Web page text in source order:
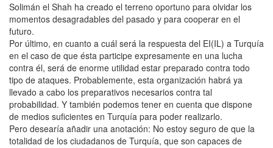
Solimán el Shah ha creado el terreno oportuno para olvidar los
momentos desagradables del pasado y para cooperar en el
futuro.
Por último, en cuanto a cuál será la respuesta del EI(IL) a Turquía
en el caso de que ésta participe expresamente en una lucha
contra él, será de enorme utilidad estar preparado contra todo
tipo de ataques. Probablemente, esta organización habrá ya
llevado a cabo los preparativos necesarios contra tal
probabilidad. Y también podemos tener en cuenta que dispone
de medios suficientes en Turquía para poder realizarlo.
Pero desearía añadir una anotación: No estoy seguro de que la
totalidad de los ciudadanos de Turquía, que son capaces de